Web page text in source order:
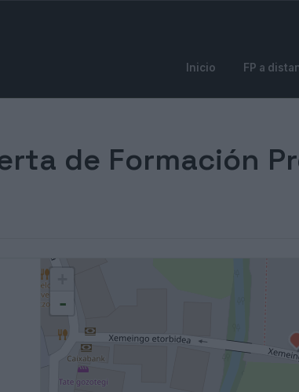
Inicio FP a
de Formación
-